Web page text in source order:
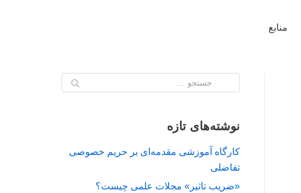
منابع
نوشته‌های تازه
کارگاه آموزشی مقدمه‌ای بر حریم خصوصی
تفاضلی
«ضریب تاثیر» مجلات علمی چیست؟